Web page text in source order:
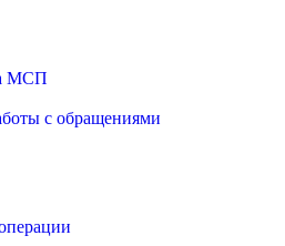
МСП
с обращениями